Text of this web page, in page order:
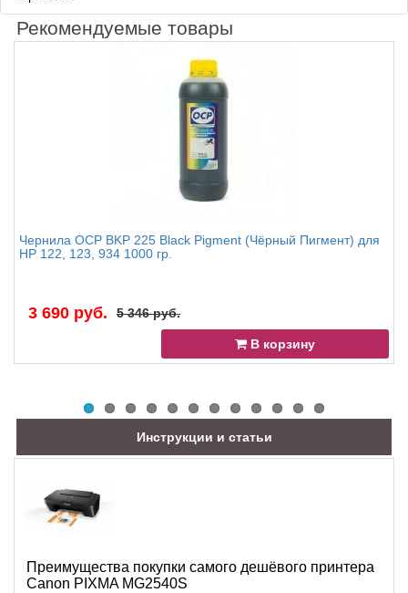
Рекомендуемые товары
Чернила OCP BKP 225 Black Pigment (Чёрный Пигмент) для
HP 122, 123, 934 1000 гр.
3 690 руб. 5 346 руб.
В корзину
Инструкции и статьи
Преимущества покупки самого дешёвого принтера
Canon PIXMA MG2540S